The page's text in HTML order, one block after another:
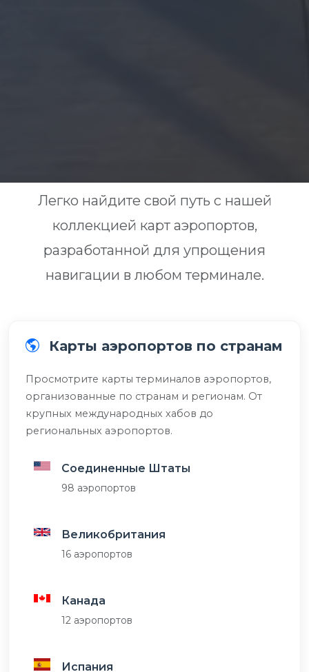
Легко найдите свой путь с нашей
коллекцией карт аэропортов,
разработанной для упрощения
навигации в любом терминале.
Карты аэропортов по странам
Просмотрите карты терминалов аэропортов,
организованные по странам и регионам. От
крупных международных хабов до
региональных аэропортов.
Соединенные Штаты
98 аэропортов
Великобритания
16 аэропортов
Канада
12 аэропортов
Испания